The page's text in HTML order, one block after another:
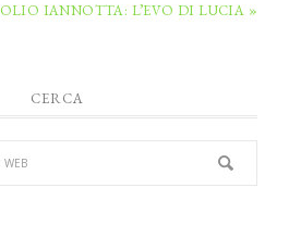
OLIO IANNOTTA: L’EVO DI LUCIA »
CERCA